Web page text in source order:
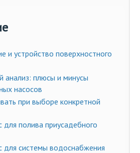
и устройство поверхностного
анализ: плюсы и минусы
насосов
при выборе конкретной
для полива приусадебного
для системы водоснабжения